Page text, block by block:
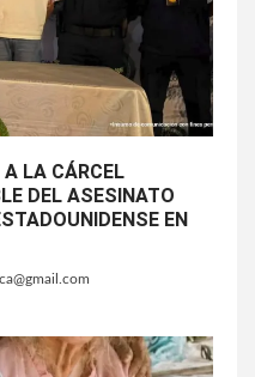
LA CÁRCEL
DEL ASESINATO
EN